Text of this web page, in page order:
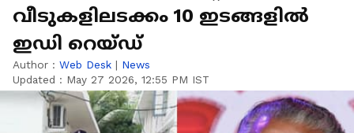
വീടുകളിലടക്കം 10 ഇടങ്ങളില്‍
ഇഡി റെയ്ഡ്
Author : Web Desk | News
Updated : May 27 2026, 12:55 PM IST